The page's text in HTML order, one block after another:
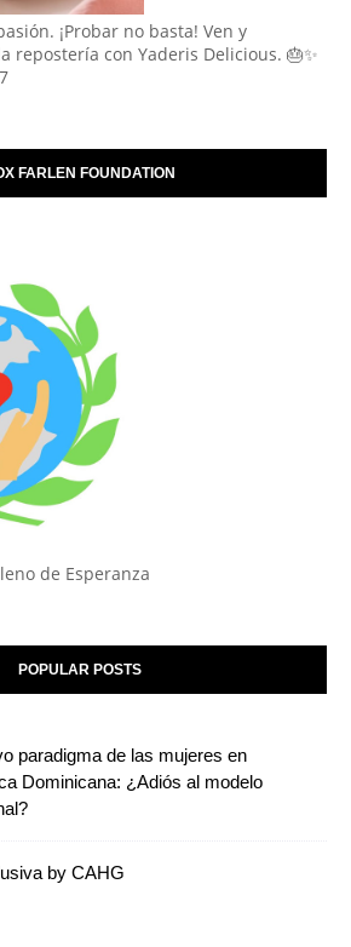
¡Probar no basta! Ven y
repostería con Yaderis Delicious. 🎂✨
FARLEN FOUNDATION
de Esperanza
POPULAR POSTS
paradigma de las mujeres en
Dominicana: ¿Adiós al modelo
by CAHG